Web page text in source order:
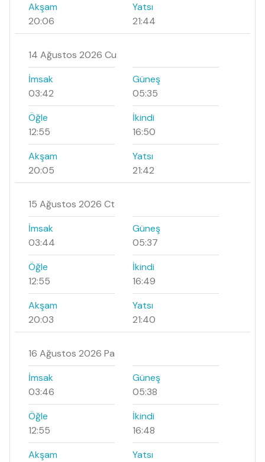
Akşam
20:06
Yatsı
21:44
14 Ağustos 2026 Cu
İmsak
03:42
Güneş
05:35
Öğle
12:55
İkindi
16:50
Akşam
20:05
Yatsı
21:42
15 Ağustos 2026 Ct
İmsak
03:44
Güneş
05:37
Öğle
12:55
İkindi
16:49
Akşam
20:03
Yatsı
21:40
16 Ağustos 2026 Pa
İmsak
03:46
Güneş
05:38
Öğle
12:55
İkindi
16:48
Akşam
Yatsı